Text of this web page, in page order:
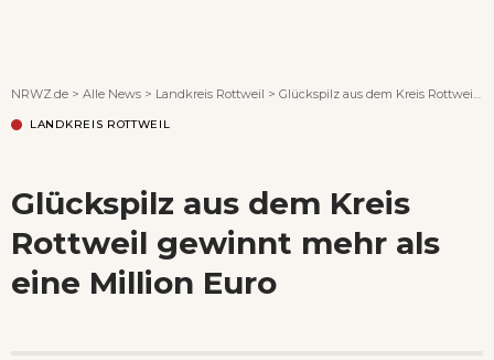
NRWZ.de > Alle News > Landkreis Rottweil > Glückspilz aus dem Kreis Rottweil gewinnt mehr als eine Million Euro
LANDKREIS ROTTWEIL
Glückspilz aus dem Kreis
Rottweil gewinnt mehr als
eine Million Euro